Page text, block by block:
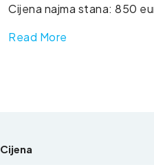
Cijena najma stana: 850
Read More
Cijena